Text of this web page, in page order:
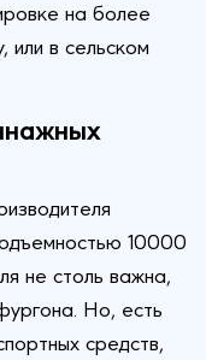
на более
или в сельском
10000
не столь важна,
Но, есть
средств,